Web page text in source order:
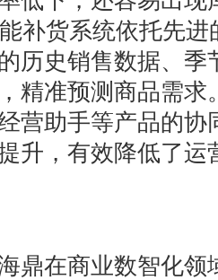
补货系统依托先进
历史销售数据、季
精准预测商品需求
营助手等产品的协
升，有效降低了运
鼎在商业数智化领